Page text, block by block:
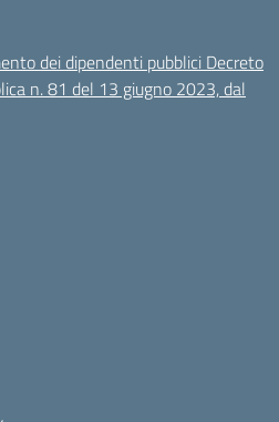
dei dipendenti pubblici Decreto
n. 81 del 13 giugno 2023, dal